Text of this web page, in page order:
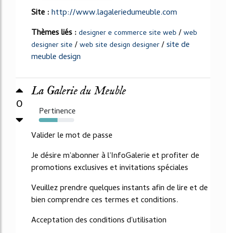
Site :http://www.lagaleriedumeuble.com
Thèmes liés : designer e commerce site web /web
designer site /web site design designer/site de
meuble design
0
La Galerie du Meuble
Pertinence
53%
Valider le mot de passe
Je désire m'abonner à l'InfoGalerie et profiter de
promotions exclusives et invitations spéciales
Veuillez prendre quelques instants afin de lire et de
bien comprendre ces termes et conditions.
Acceptation des conditions d'utilisation